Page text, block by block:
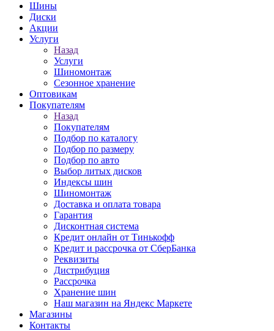
Шины
Диски
Акции
Услуги
Назад
Услуги
Шиномонтаж
Сезонное хранение
Оптовикам
Покупателям
Назад
Покупателям
Подбор по каталогу
Подбор по размеру
Подбор по авто
Выбор литых дисков
Индексы шин
Шиномонтаж
Доставка и оплата товара
Гарантия
Дисконтная система
Кредит онлайн от Тинькофф
Кредит и рассрочка от СберБанка
Реквизиты
Дистрибуция
Рассрочка
Хранение шин
Наш магазин на Яндекс Маркете
Магазины
Контакты